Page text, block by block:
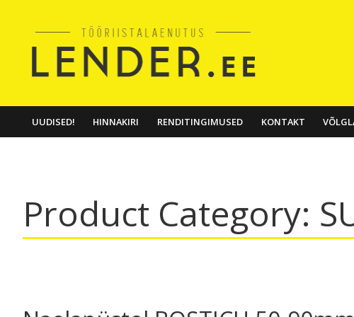
UUDISED! HINNAKIRI RENDITINGIMUSED KONTAKT
Product Category: